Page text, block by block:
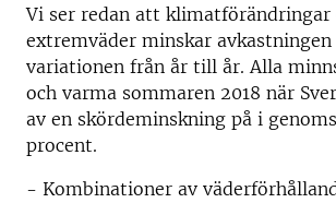
Vi ser redan att klimatförändringar
extremväder minskar avkastningen
variationen från år till år. Alla
och varma sommaren 2018 när
av en skördeminskning på i
procent.
- Kombinationer av